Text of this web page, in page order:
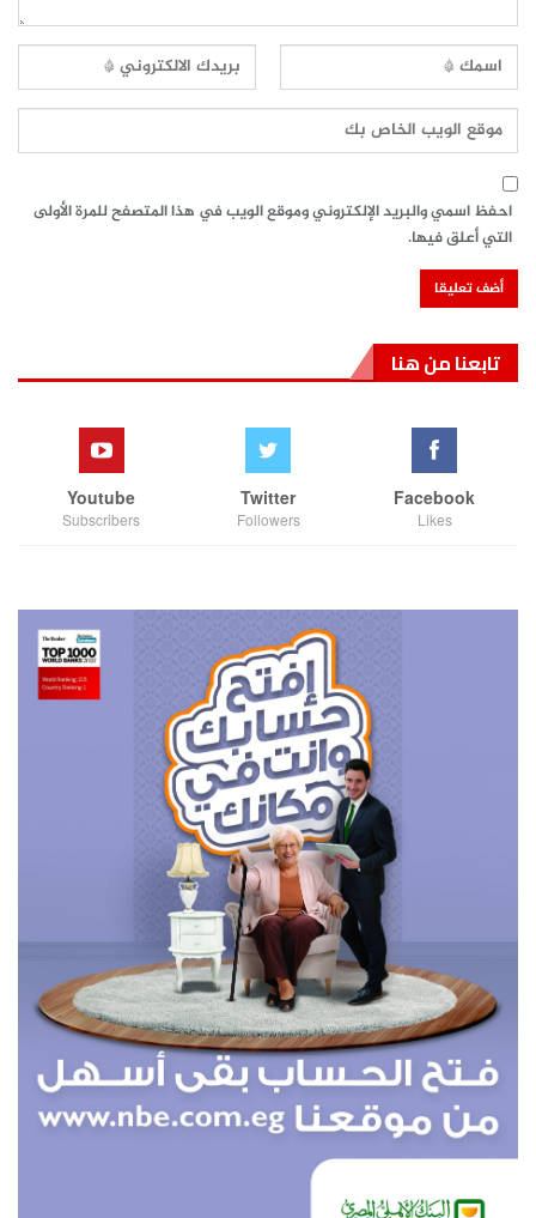
احفظ اسمي والبريد الإلكتروني وموقع الويب في هذا المتصفح للمرة الأولى
التي أعلق فيها.
تابعنا من هنا
Facebook
Likes
Twitter
Followers
Youtube
Subscribers